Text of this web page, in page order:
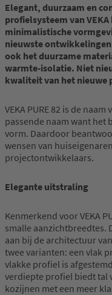
Elegant, duurzaam en
profielsysteem van
minimalistische
nieuwste
ook het duurzame
warmte-isolatie. Niet
kwaliteit van het nieuwe
VEKA PURE 82 is de
passende naam want
vorm. Daardoor
wensen van
projectontwikkelaars.
Elegante uitstraling
Kenmerkend voor VEKA
smalle aanzichtbreedtes.
aan bij de architectuur
twee varianten: een vlak
vlakke profiel is
verdiepte profiel biedt tal
kozijnen met een meer